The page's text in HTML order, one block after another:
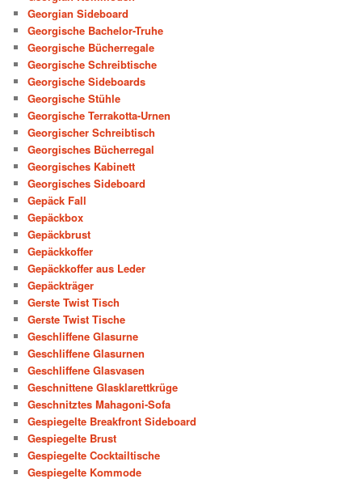
Georgian Sideboard
Georgische Bachelor-Truhe
Georgische Bücherregale
Georgische Schreibtische
Georgische Sideboards
Georgische Stühle
Georgische Terrakotta-Urnen
Georgischer Schreibtisch
Georgisches Bücherregal
Georgisches Kabinett
Georgisches Sideboard
Gepäck Fall
Gepäckbox
Gepäckbrust
Gepäckkoffer
Gepäckkoffer aus Leder
Gepäckträger
Gerste Twist Tisch
Gerste Twist Tische
Geschliffene Glasurne
Geschliffene Glasurnen
Geschliffene Glasvasen
Geschnittene Glasklarettkrüge
Geschnitztes Mahagoni-Sofa
Gespiegelte Breakfront Sideboard
Gespiegelte Brust
Gespiegelte Cocktailtische
Gespiegelte Kommode